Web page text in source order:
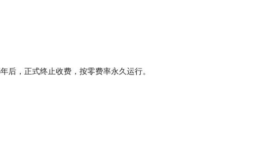
，正式终止收费，按零费率永久运行。